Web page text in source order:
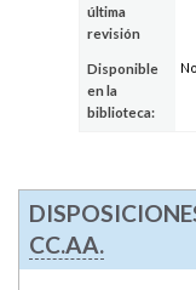
última
revisión
Disponible
en la
biblioteca:
No
CC.AA.